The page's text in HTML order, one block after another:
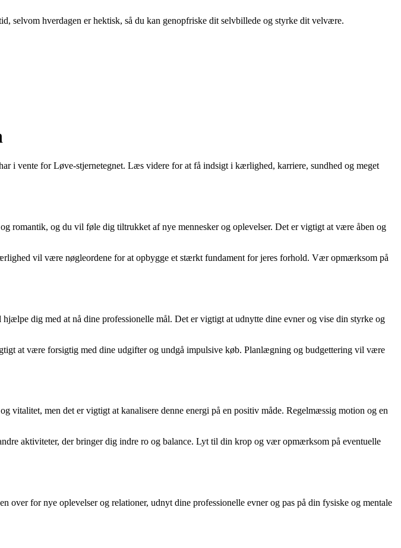
selvom hverdagen er hektisk, så du kan genopfriske dit selvbillede og styrke dit velvære.
i vente for Løve-stjernetegnet. Læs videre for at få indsigt i kærlighed, karriere, sundhed og meget
romantik, og du vil føle dig tiltrukket af nye mennesker og oplevelser. Det er vigtigt at være åben og
vil være nøgleordene for at opbygge et stærkt fundament for jeres forhold. Vær opmærksom på
dig med at nå dine professionelle mål. Det er vigtigt at udnytte dine evner og vise din styrke og
at være forsigtig med dine udgifter og undgå impulsive køb. Planlægning og budgettering vil være
men det er vigtigt at kanalisere denne energi på en positiv måde. Regelmæssig motion og en
aktiviteter, der bringer dig indre ro og balance. Lyt til din krop og vær opmærksom på eventuelle
for nye oplevelser og relationer, udnyt dine professionelle evner og pas på din fysiske og mentale